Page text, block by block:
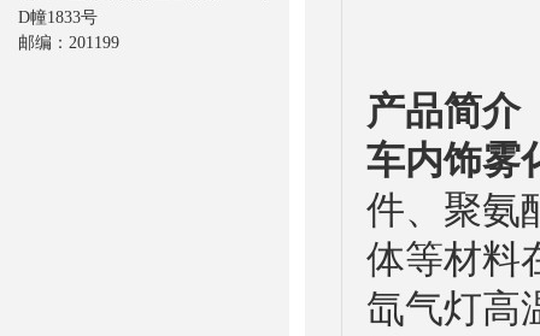
产品简介
车内饰雾
件、聚氨
体等材料
氙气灯高
D幢1833号
邮编：201199